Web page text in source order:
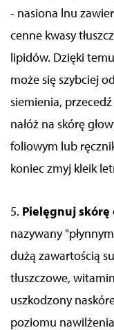
- nasiona lnu
cenne kwasy
lipidów. Dzięki
może się szybciej
siemienia,
nałóż na skórę
foliowym lub
koniec zmyj kleik
5. Pielęgnuj
nazywany
dużą zawartością
tłuszczowe,
uszkodzony
poziomu